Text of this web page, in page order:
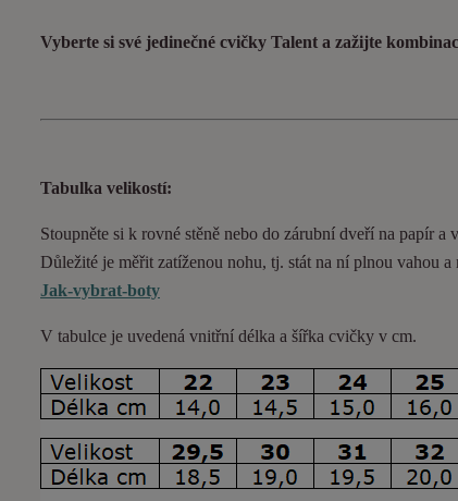
Vyberte si své jedinečné cvičky Talent a zažijte
Tabulka velikostí:
Stoupněte si k rovné stěně nebo do zárubní dveří na papír
Důležité je měřit zatíženou nohu, tj. stát na ní plnou vahou
Jak-vybrat-boty
V tabulce je uvedená vnitřní délka a šířka cvičky v cm.